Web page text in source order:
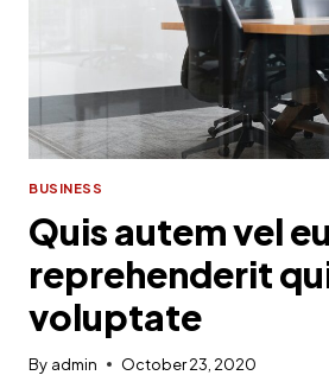
BUSINESS
Quis autem vel
reprehenderit
voluptate
By admin October 23, 2020